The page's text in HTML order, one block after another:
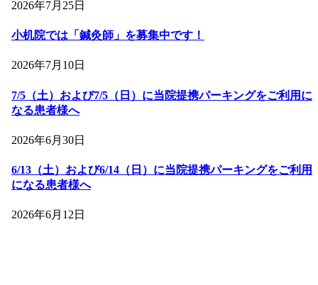
2026年7月25日
小机院では「鍼灸師」を募集中です！
2026年7月10日
7/5（土）および7/5（日）に当院提携パーキングをご利用に
なる患者様へ
2026年6月30日
6/13（土）および6/14（日）に当院提携パーキングをご利用
になる患者様へ
2026年6月12日